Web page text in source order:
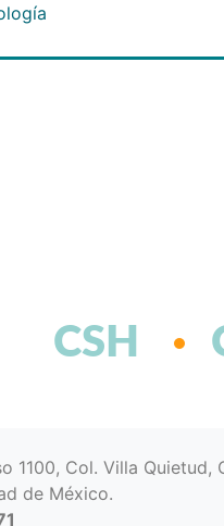
CSH
1100, Col. Villa Quietud,
de México.